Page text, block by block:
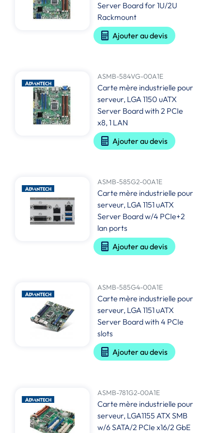
Server Board for 1U/2U
Rackmount
Ajouter au devis
ASMB-584VG-00A1E
Carte mère industrielle pour
serveur, LGA 1150 uATX
Server Board with 2 PCIe
x8, 1 LAN
Ajouter au devis
ASMB-585G2-00A1E
Carte mère industrielle pour
serveur, LGA 1151 uATX
Server Board w/4 PCIe+2
lan ports
Ajouter au devis
ASMB-585G4-00A1E
Carte mère industrielle pour
serveur, LGA 1151 uATX
Server Board with 4 PCIe
slots
Ajouter au devis
ASMB-781G2-00A1E
Carte mère industrielle pour
serveur, LGA1155 ATX SMB
w/6 SATA/2 PCIe x16/2 GbE